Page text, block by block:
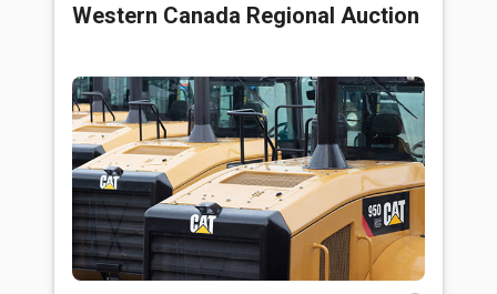
Western Canada Regional Auction